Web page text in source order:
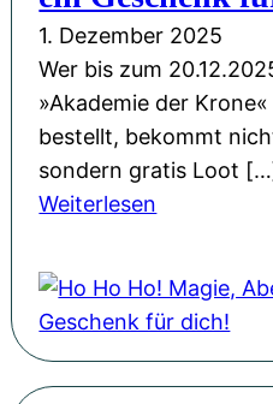
K
r
o
n
e
“
a
f
Y
e
a
t
e
i
m
F
U
a
:
»
D
i
a
d
e
1. Dezember 2025
Wer bis zum
»Akademie der
bestellt, bekommt
sondern gratis Loot
Weiterlesen
H
o
H